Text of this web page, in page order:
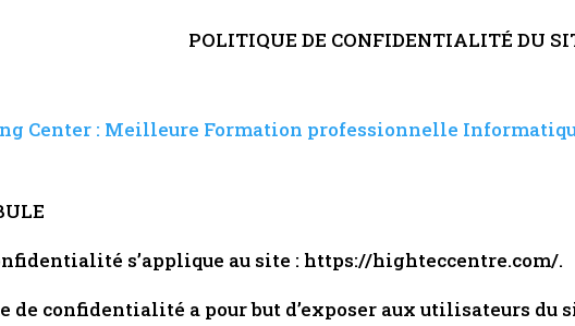
POLITIQUE DE CONFIDENTIALITÉ DU
Center : Meilleure Formation professionnelle
s’applique au site : https://highteccentre.com/.
de confidentialité a pour but d’exposer aux utilisateurs du